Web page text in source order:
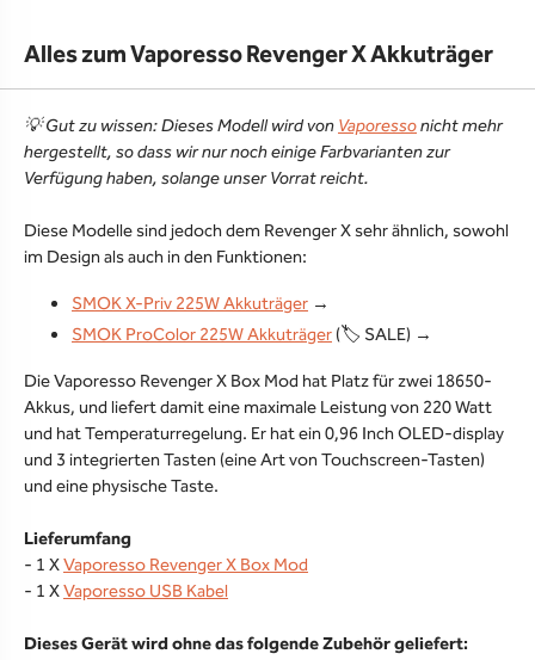
Alles zum Vaporesso Revenger X Akkuträger
💡 Gut zu wissen: Dieses Modell wird vonVaporessonicht mehr
hergestellt, so dass wir nur noch einige Farbvarianten zur
Verfügung haben, solange unser Vorrat reicht.
Diese Modelle sind jedoch dem Revenger X sehr ähnlich, sowohl
im Design als auch in den Funktionen:
SMOK X-Priv 225W Akkuträger →
SMOK ProColor 225W Akkuträger(🏷 SALE) →
Die Vaporesso Revenger X Box Mod hat Platz für zwei 18650-
Akkus, und liefert damit eine maximale Leistung von 220 Watt
und hat Temperaturregelung. Er hat ein 0,96 Inch OLED-display
und 3 integrierten Tasten (eine Art von Touchscreen-Tasten)
und eine physische Taste.
Lieferumfang
- 1 XVaporesso Revenger X Box Mod
- 1 XVaporesso USB Kabel
Dieses Gerät wird ohne das folgende Zubehör geliefert: